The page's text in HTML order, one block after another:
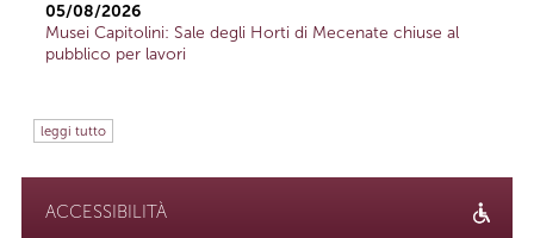
05/08/2026
Musei Capitolini: Sale degli Horti di Mecenate chiuse al
pubblico per lavori
leggi tutto
ACCESSIBILITÀ